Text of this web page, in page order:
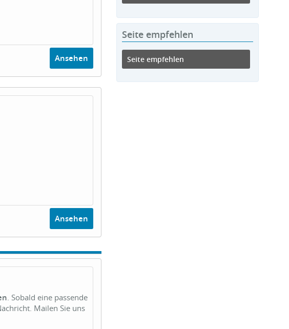
Ansehen
Ansehen
. Sobald eine passende
Mailen Sie uns
Seite empfehlen
Seite empfehlen